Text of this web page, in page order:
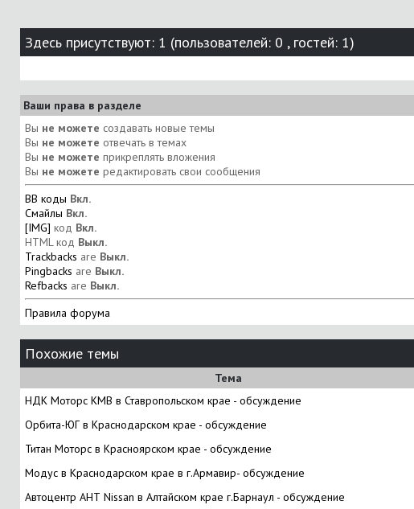
Здесь присутствуют: 1 (пользователей: 0 , гостей: 1)
Ваши права в разделе
Вы не можете создавать новые темы
Вы не можете отвечать в темах
Вы не можете прикреплять вложения
Вы не можете редактировать свои сообщения
BB коды Вкл.
Смайлы Вкл.
[IMG] код Вкл.
HTML код Выкл.
Trackbacks are Выкл.
Pingbacks are Выкл.
Refbacks are Выкл.
Правила форума
Похожие темы
Тема
НДК Моторс КМВ в Ставропольском крае - обсуждение
Орбита-ЮГ в Краснодарском крае - обсуждение
Титан Моторс в Красноярском крае - обсуждение
Модус в Краснодарском крае в г.Армавир- обсуждение
Автоцентр АНТ Nissan в Алтайском крае г.Барнаул - обсуждение